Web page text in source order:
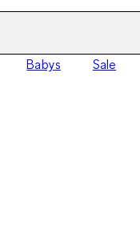
Babys Sale